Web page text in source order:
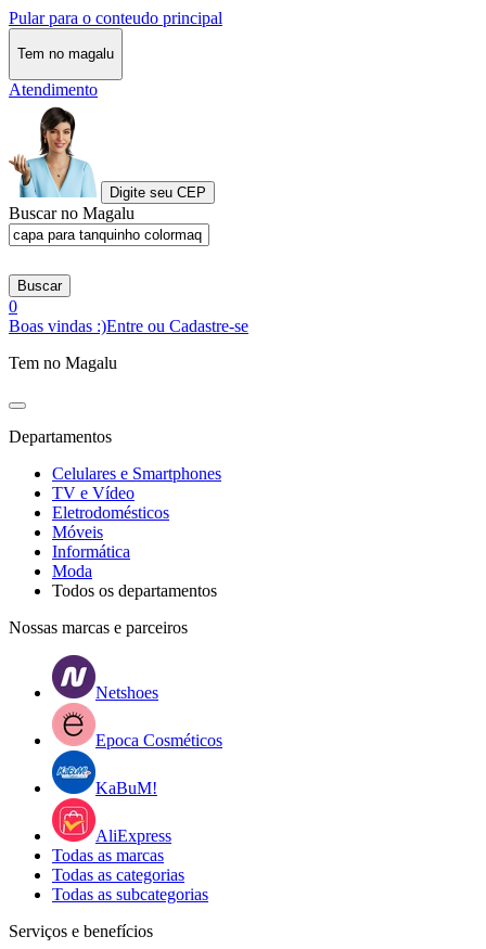
Pular para o conteudo principal
Tem no magalu
Atendimento
Digite seu CEP
Buscar no Magalu
Buscar
0
Boas vindas :)Entre ou Cadastre-se
Tem no Magalu
Departamentos
Celulares e Smartphones
TV e Vídeo
Eletrodomésticos
Móveis
Informática
Moda
Todos os departamentos
Nossas marcas e parceiros
Netshoes
Epoca Cosméticos
KaBuM!
AliExpress
Todas as marcas
Todas as categorias
Todas as subcategorias
Serviços e benefícios